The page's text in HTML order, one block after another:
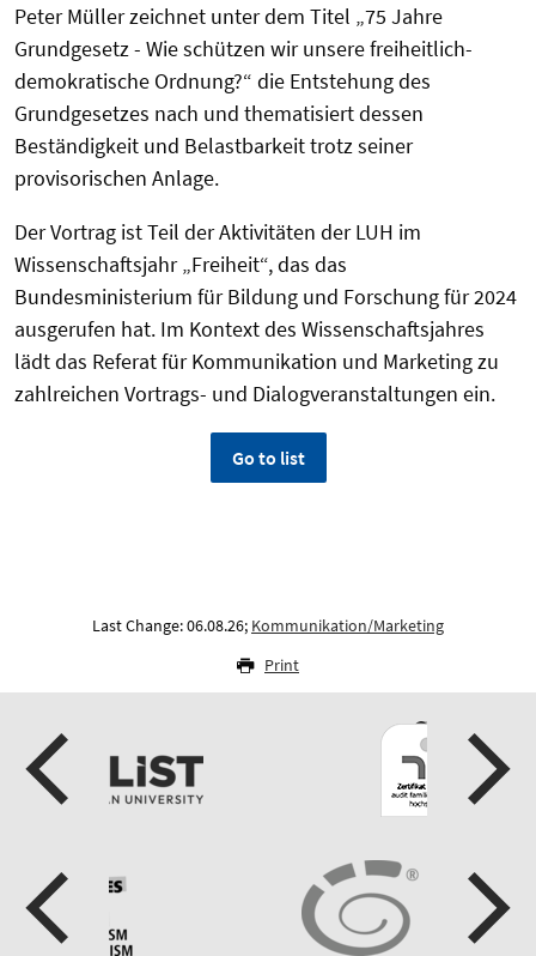
Peter Müller zeichnet unter dem Titel „75 Jahre
Grundgesetz - Wie schützen wir unsere freiheitlich-
demokratische Ordnung?“ die Entstehung des
Grundgesetzes nach und thematisiert dessen
Beständigkeit und Belastbarkeit trotz seiner
provisorischen Anlage.
Der Vortrag ist Teil der Aktivitäten der LUH im
Wissenschaftsjahr „Freiheit“, das das
Bundesministerium für Bildung und Forschung für 2024
ausgerufen hat. Im Kontext des Wissenschaftsjahres
lädt das Referat für Kommunikation und Marketing zu
zahlreichen Vortrags- und Dialogveranstaltungen ein.
Go to list
Last Change: 06.08.26; Kommunikation/Marketing
Print